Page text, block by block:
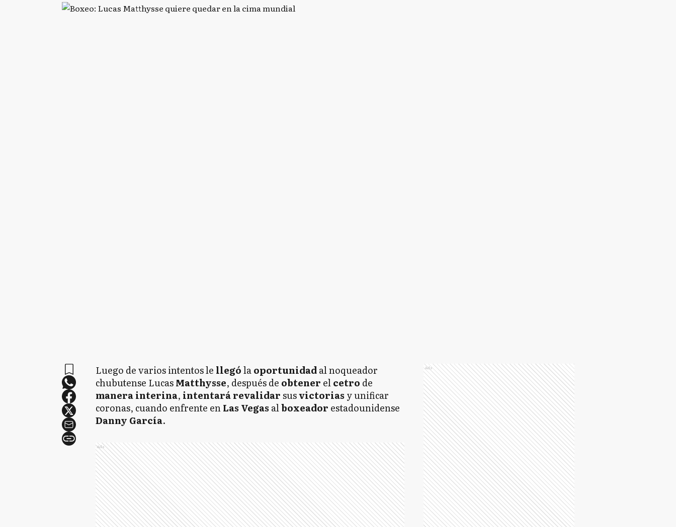
Luego de varios intentos le llególaoportunidadal noqueador
chubutense LucasMatthysse, después de obtener elcetro de
manera interina, intentará revalidarsusvictorias y unificar
coronas, cuando enfrente enLas Vegas alboxeador estadounidense
Danny García.
Ads
Ads